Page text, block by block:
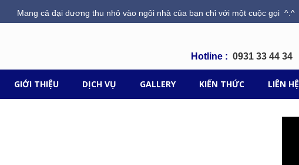
Mang cả đại dương thu nhỏ vào ngôi nhà của bạn chỉ với một cuộc gọi ^.^
Hotline : 0931 33 44 34
GIỚI THIỆU DỊCH VỤ GALLERY KIẾN THỨC LIÊN HỆ